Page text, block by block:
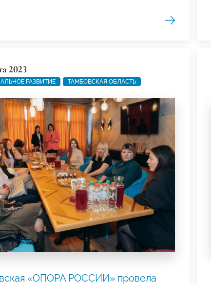
2023
РАЗВИТИЕ ТАМБОВСКАЯ ОБЛАСТЬ
«ОПОРА РОССИИ» провела